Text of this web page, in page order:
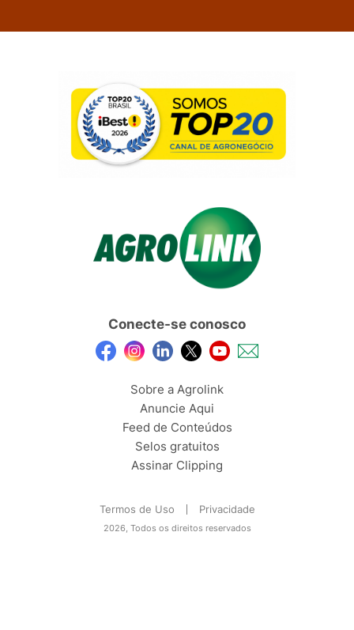
Conecte-se conosco
Sobre a Agrolink
Anuncie Aqui
Feed de Conteúdos
Selos gratuitos
Assinar Clipping
Termos de Uso Privacidade
2026, Todos os direitos reservados